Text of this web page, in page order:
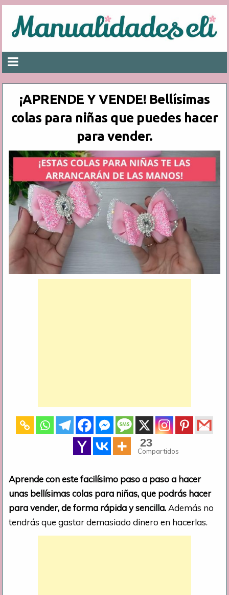
¡APRENDE Y VENDE! Bellísimas
colas para niñas que puedes hacer
para vender.
23
Compartidos
Aprende con este facilísimo paso a paso a hacer
unas bellísimas colas para niñas, que podrás hacer
para vender, de forma rápida y sencilla. Además no
tendrás que gastar demasiado dinero en hacerlas.